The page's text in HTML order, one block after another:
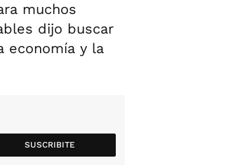
muchos
dijo buscar
economía y la
SUSCRIBITE